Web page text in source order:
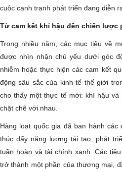
cuộc cạnh tranh phát triển đang diễn
Từ cam kết khí hậu đến chiến lược
Trong nhiều năm, các mục tiêu về
được nhìn nhận chủ yếu dưới góc
nhiễm hoặc thực hiện các cam kết
động sâu sắc của kinh tế thế giới
cho thấy một thực tế mới: khí hậu và
chặt chẽ với nhau.
Hàng loạt quốc gia đã ban hành các
thúc đẩy năng lượng tái tạo, phát
tuần hoàn và tài chính xanh. Các
trở thành một phần của thương mại,